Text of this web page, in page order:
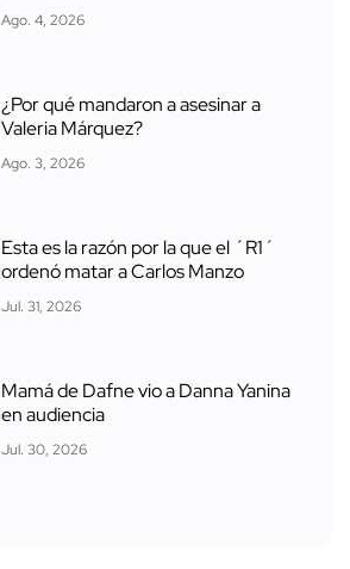
Ago. 4, 2026
¿Por qué mandaron a asesinar a
Valeria Márquez?
Ago. 3, 2026
Esta es la razón por la que el ´R1´
ordenó matar a Carlos Manzo
Jul. 31, 2026
Mamá de Dafne vio a Danna Yanina
en audiencia
Jul. 30, 2026